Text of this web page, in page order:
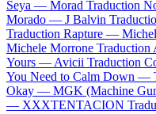
Seya — Morad Traduction
Morado — J Balvin
Traduction Rapture —
Michele Morrone
Yours — Avicii Traduction
You Need to Calm Down —
Okay — MGK (Machine
— XXXTENTACION